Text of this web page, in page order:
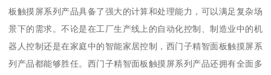
板触摸屏系列产品具备了强大的计算和处理能力，可以满足复杂场
景下的需求。不论是在工厂生产线上的自动化控制、制造业中的机
器人控制还是在家庭中的智能家居控制，西门子精智面板触摸屏系
列产品都能够胜任。西门子精智面板触摸屏系列产品还拥有全面多